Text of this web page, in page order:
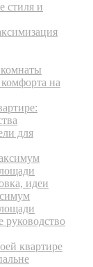
стиля и
на
для
идеи
руководство
квартире